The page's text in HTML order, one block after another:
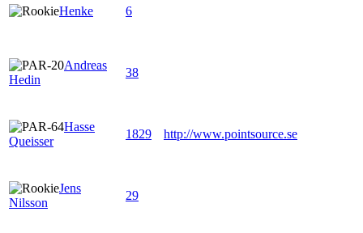
Henke 6
Andreas
Hedin
38
Hasse
Queisser
1829 http://www.pointsource.se
Jens
Nilsson
29